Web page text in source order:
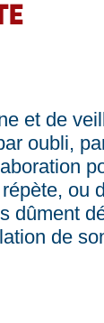
et de
oubli,
ou
dûment
de